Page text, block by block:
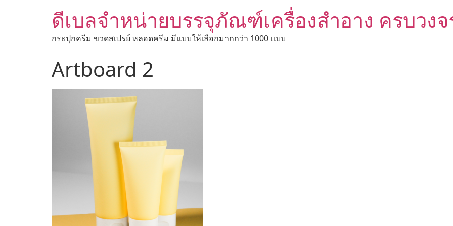
ดีเบลจำหน่ายบรรจุภัณฑ์เครื่องสำอาง ครบวงจ
กระปุกครีม ขวดสเปรย์ หลอดครีม มีแบบให้เลือกมากกว่า 1000 แบบ
Artboard 2